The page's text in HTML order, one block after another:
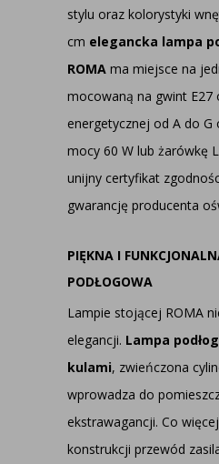
stylu oraz kolorystyki
cm elegancka lampa
ROMA ma miejsce na
mocowaną na gwint E27
energetycznej od A do G
mocy 60 W lub żarówkę
unijny certyfikat
gwarancję producenta
PIĘKNA I
PODŁOGOWA
Lampie stojącej ROMA
elegancji. Lampa
kulami, zwieńczona
wprowadza do
ekstrawagancji. Co
konstrukcji przewód